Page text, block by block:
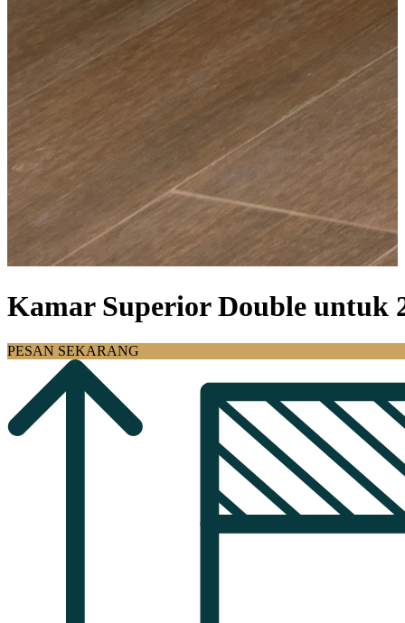
Kamar Superior Double untuk
PESAN SEKARANG